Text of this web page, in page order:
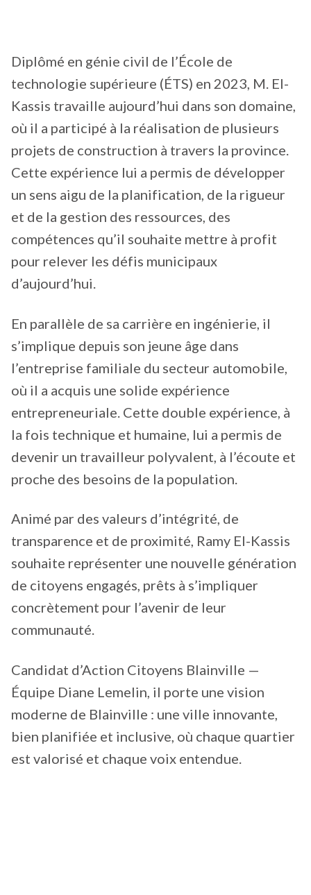
Diplômé en génie civil de l’École de
technologie supérieure (ÉTS) en 2023, M. El-
Kassis travaille aujourd’hui dans son domaine,
où il a participé à la réalisation de plusieurs
projets de construction à travers la province.
Cette expérience lui a permis de développer
un sens aigu de la planification, de la rigueur
et de la gestion des ressources, des
compétences qu’il souhaite mettre à profit
pour relever les défis municipaux
d’aujourd’hui.
En parallèle de sa carrière en ingénierie, il
s’implique depuis son jeune âge dans
l’entreprise familiale du secteur automobile,
où il a acquis une solide expérience
entrepreneuriale. Cette double expérience, à
la fois technique et humaine, lui a permis de
devenir un travailleur polyvalent, à l’écoute et
proche des besoins de la population.
Animé par des valeurs d’intégrité, de
transparence et de proximité, Ramy El-Kassis
souhaite représenter une nouvelle génération
de citoyens engagés, prêts à s’impliquer
concrètement pour l’avenir de leur
communauté.
Candidat d’Action Citoyens Blainville —
Équipe Diane Lemelin, il porte une vision
moderne de Blainville : une ville innovante,
bien planifiée et inclusive, où chaque quartier
est valorisé et chaque voix entendue.